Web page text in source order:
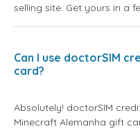
selling site. Get yours in a
Can I use doctorSIM
card?
Absolutely! doctorSIM
Minecraft Alemanha gift